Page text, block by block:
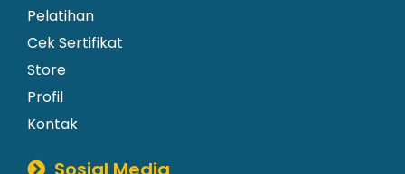
Pelatihan
Cek Sertifikat
Store
Profil
Kontak